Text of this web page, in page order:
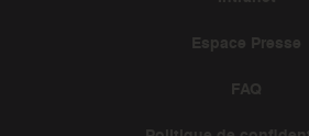
Espace Presse
FAQ